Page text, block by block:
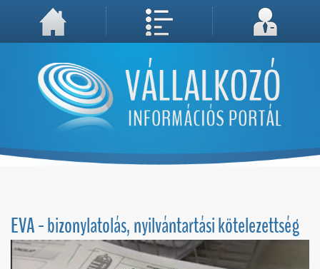
A weboldal használatával Ön elfogadja, hogy Cookie-kat (sütiket) tároljunk számítógépén. A sütik a weboldal megfelelő működéséhez
Megértettem, folytatás...
EVA - bizonylatolás, nyilvántartási kötelezettség